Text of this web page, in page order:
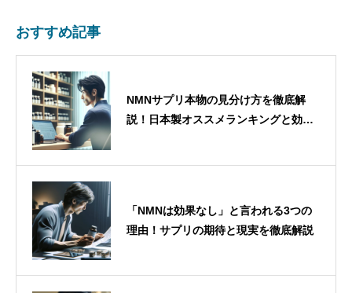
おすすめ記事
NMNサプリ本物の見分け方を徹底解
説！日本製オススメランキングと効果
「NMNは効果なし」と言われる3つの
理由！サプリの期待と現実を徹底解説